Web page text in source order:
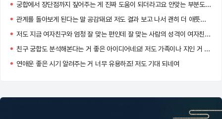
궁합에서 장단점까지 짚어주는 게 진짜 도움이 되더라고요 안맞는 부분도 이해하게 돼요
관계를 돌아보게 된다는 말 공감돼요! 저도 결과 보고 나서 괜히 더 애틋해지더라고요 :)
저도 지금 여자친구와 엄청 잘 맞는 편인데 잘 맞는 사람의 성격이 여자친구와 너무 똑같아서 신기했어요!!
친구 궁합도 분석해본다는 거 좋은 아이디어네요! 저도 가족이나 지인 거 해봐야겠어요
연애운 좋은 시기 알려주는 거 너무 유용하죠! 저도 기대 되네여